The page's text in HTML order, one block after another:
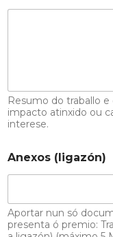
Resumo do traballo
impacto atinxido ou
interese.
Anexos (ligazón)
Aportar nun só
presenta ó premio: